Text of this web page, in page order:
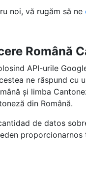
noi, vă rugăm să ne
Română
API-urile
ne răspund cu
și limba
din Română.
de datos